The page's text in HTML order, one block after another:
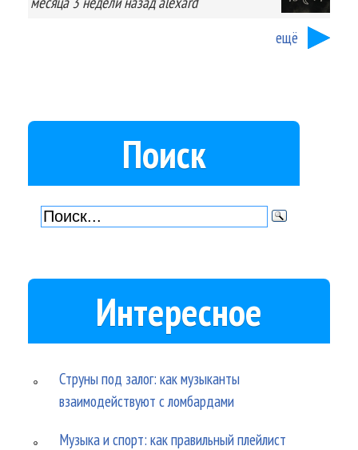
ещё
Поиск
Интересное
Струны под залог: как музыканты
взаимодействуют с ломбардами
Музыка и спорт: как правильный плейлист